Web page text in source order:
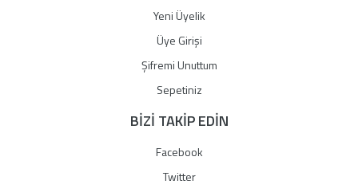
Yeni Üyelik
Üye Girişi
Şifremi Unuttum
Sepetiniz
BİZİ TAKİP EDİN
Facebook
Twitter